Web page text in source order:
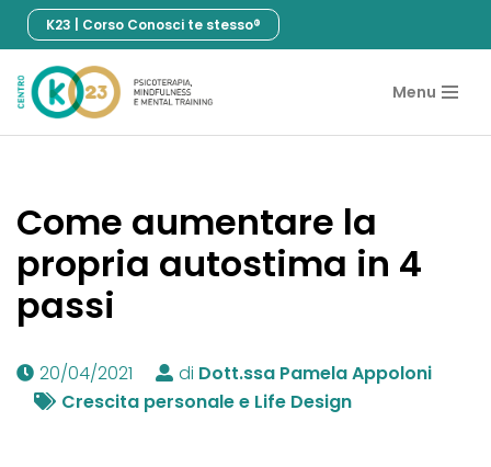
al
contenuto
K23 | Corso Conosci te stesso®
Menu
Come aumentare la
propria autostima in 4
passi
20/04/2021 di Dott.ssa Pamela Appoloni
Crescita personale e Life Design